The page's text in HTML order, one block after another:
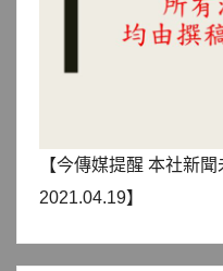
【今傳媒提醒 本社新
2021.04.19】